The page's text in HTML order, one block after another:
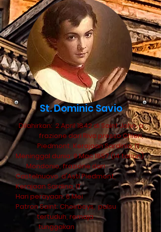
St. Dominic Savio
Dilahirkan: 2 April 1842 di Saint John, a
frazione dari Riva presso Chieri,
Piedmont, Kerajaan Sardinia, IT
Meninggal dunia: 9 Mac 1857 (14 tahun)
Mondonio, frazione dari
Castelnuovo d'Asti Piedmont,
Kerajaan Sardina, IT
Hari perayaan: 6 Mei
Patron Saint: Choirboys, palsu
tertuduh, remaja
tunggakan